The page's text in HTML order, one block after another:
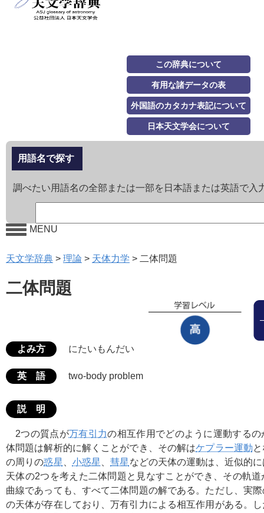
この辞典について
有用な諸データの表
外国語のカタカナ表記について
日本天文学会について
用語名で探す
調べたい用語名の全部または一部を日本語または英語で入
MENU
天文学辞典 > 理論 > 天体力学 > 二体問題
二体問題
よみ方 にたいもんだい
英 語 two-body problem
説 明
2つの質点が万有引力の相互作用でどのように運動する
体問題は解析的に解くことができ、その解はケプラー運動
の周りの惑星 小惑星 、彗星 などの天体の運動は、近似的
天体の2つを考えた二体問題と見なすことができ、その軌
曲線であっても、すべて二体問題の解である。ただし、実際
の天体が存在しており、万有引力による相互作用がある。